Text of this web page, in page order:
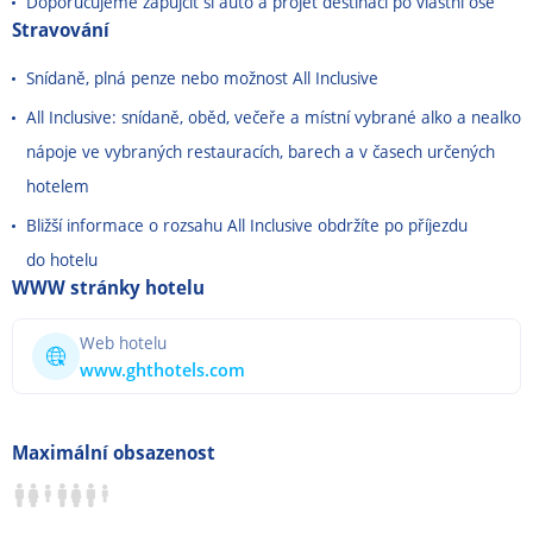
Stravování
Snídaně, plná penze nebo možnost All Inclusive
All Inclusive: snídaně, oběd, večeře a místní vybrané alko a nealko
nápoje ve vybraných restauracích, barech a v časech určených
hotelem
Bližší informace o rozsahu All Inclusive obdržíte po příjezdu
do hotelu
WWW stránky hotelu
Web hotelu
www.ghthotels.com
Maximální obsazenost